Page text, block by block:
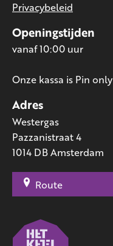
Adres
Westergas
Pazzanistraat 4
1014 DB Amsterdam
Route
Openingstijden
vanaf 10:00 uur
Onze kassa is Pin only
Privacybeleid